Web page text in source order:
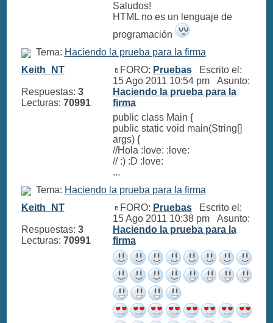
Saludos!
HTML no es un lenguaje de
programación
Tema: Haciendo la prueba para la firma
Keith_NT
Respuestas: 3
Lecturas: 70991
FORO: PruebasEscrito el:
15 Ago 2011 10:54 pm Asunto:
Haciendo la prueba para la
firma
public class Main {
public static void main(String[]
args) {
//Hola :love: :love:
// :) :D :love:
...
Tema: Haciendo la prueba para la firma
Keith_NT
Respuestas: 3
Lecturas: 70991
FORO: PruebasEscrito el:
15 Ago 2011 10:38 pm Asunto:
Haciendo la prueba para la
firma